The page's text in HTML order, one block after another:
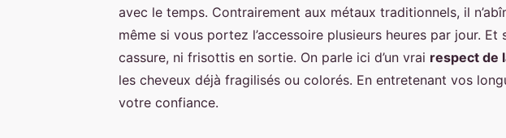
avec le temps. Contrairement aux métaux traditionnels, il
même si vous portez l’accessoire plusieurs heures par jour.
cassure, ni frisottis en sortie. On parle ici d’un vrai respect de
les cheveux déjà fragilisés ou colorés. En entretenant vos
votre confiance.